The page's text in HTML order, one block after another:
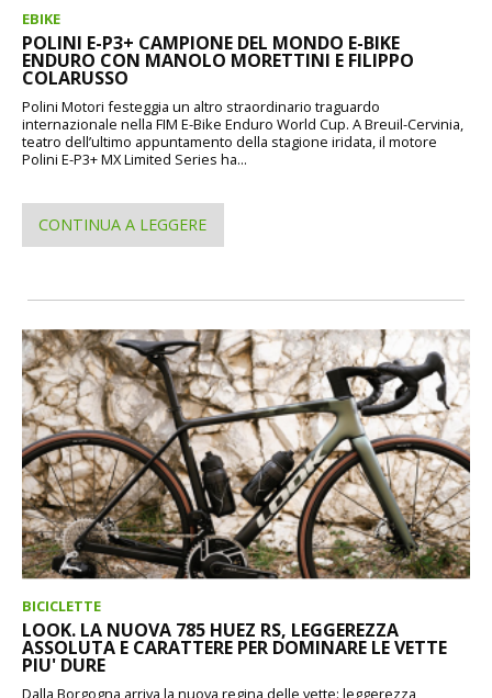
EBIKE
POLINI E-P3+ CAMPIONE DEL MONDO E-BIKE
ENDURO CON MANOLO MORETTINI E FILIPPO
COLARUSSO
Polini Motori festeggia un altro straordinario traguardo
internazionale nella FIM E-Bike Enduro World Cup. A Breuil-Cervinia,
teatro dell’ultimo appuntamento della stagione iridata, il motore
Polini E-P3+ MX Limited Series ha...
CONTINUA A LEGGERE
BICICLETTE
LOOK. LA NUOVA 785 HUEZ RS, LEGGEREZZA
ASSOLUTA E CARATTERE PER DOMINARE LE VETTE
PIU' DURE
Dalla Borgogna arriva la nuova regina delle vette: leggerezza